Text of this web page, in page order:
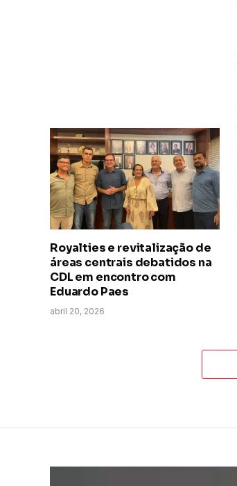
Royalties e revitalização de
áreas centrais debatidos na
CDL em encontro com
Eduardo Paes
abril 20, 2026